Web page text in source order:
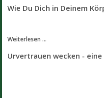
Wie Du Dich in Deinem
Weiterlesen ...
Urvertrauen wecken -